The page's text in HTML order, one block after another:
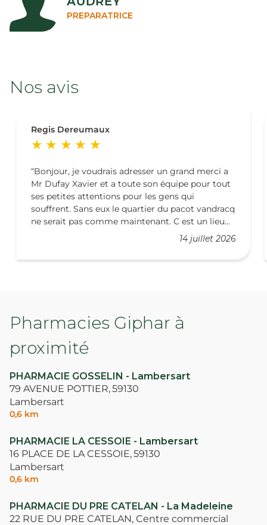
PREPARATRICE
Nos avis
Regis Dereumaux
14 juillet 2026
Bonjour, je voudrais adresser un grand merci a
Mr Dufay Xavier et a toute son équipe pour tout
ses petites attentions pour les gens qui
souffrent. Sans eux le quartier du pacot vandracq
ne serait pas comme maintenant. C est un lieu
Pharmacies Giphar à
proximité
PHARMACIE GOSSELIN - Lambersart
79 AVENUE POTTIER,59130
Lambersart
0,6 km
PHARMACIE LA CESSOIE - Lambersart
16 PLACE DE LA CESSOIE,59130
Lambersart
0,6 km
PHARMACIE DU PRE CATELAN - La Madeleine
22 RUE DU PRE CATELAN, Centre commercial